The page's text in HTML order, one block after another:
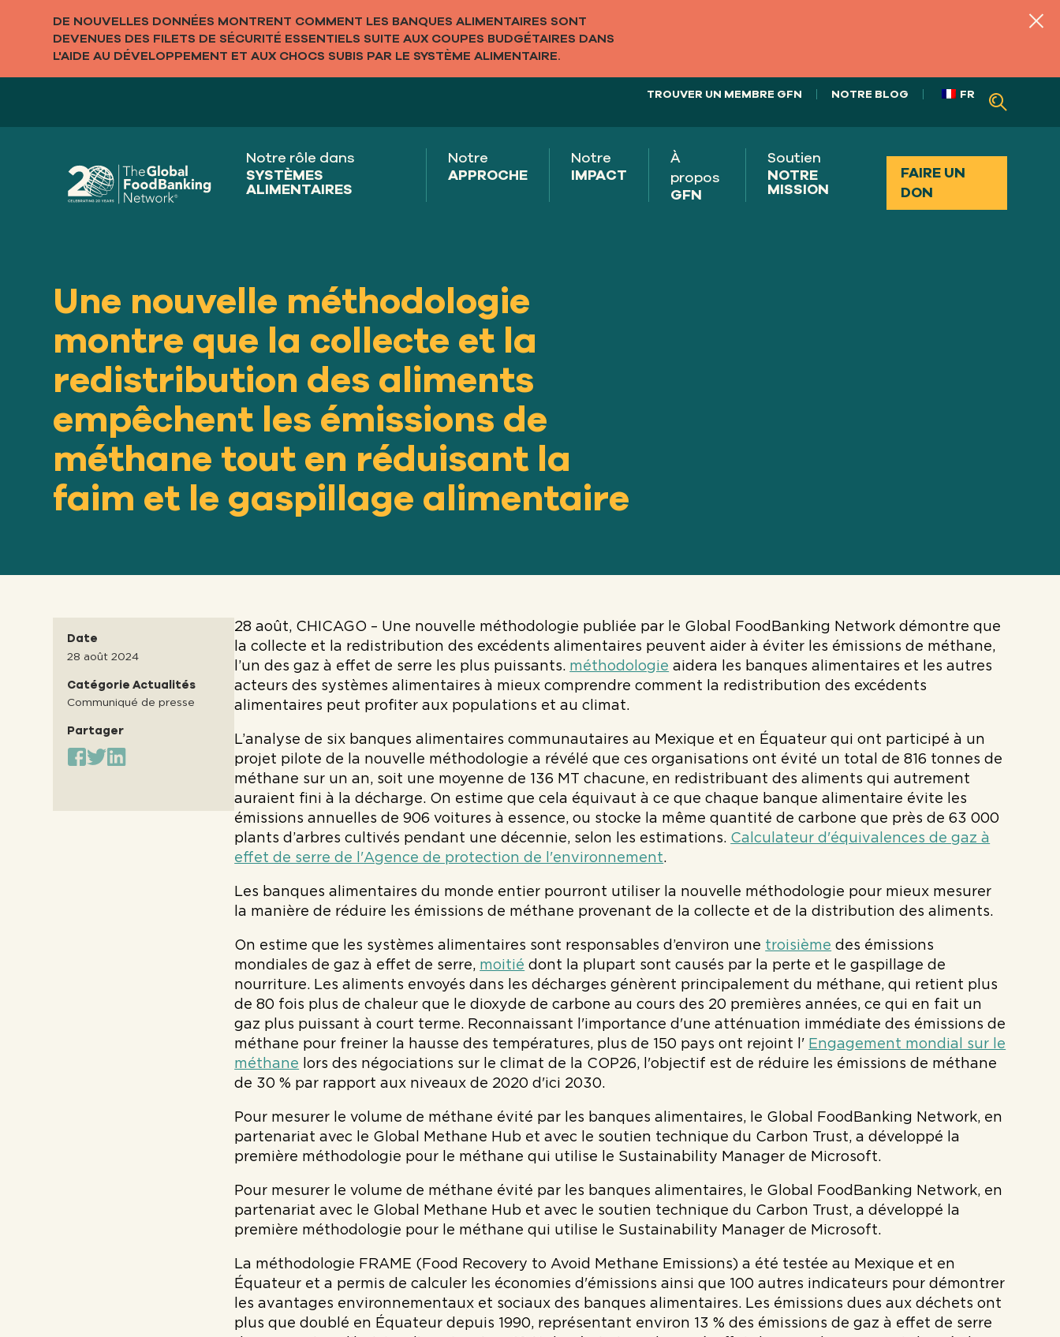
DE NOUVELLES DONNÉES MONTRENT COMMENT LES BANQUES ALIMENTAIRES SONT
DEVENUES DES FILETS DE SÉCURITÉ ESSENTIELS SUITE AUX COUPES BUDGÉTAIRES DANS
L'AIDE AU DÉVELOPPEMENT ET AUX CHOCS SUBIS PAR LE SYSTÈME ALIMENTAIRE.
TROUVER UN MEMBRE GFN NOTRE BLOG FR
Notre rôle dans
SYSTÈMES
ALIMENTAIRES
Notre
APPROCHE
Notre
IMPACT
À
propos
GFN
Soutien
NOTRE
MISSION
FAIRE UN
DON
Une nouvelle méthodologie
montre que la collecte et la
redistribution des aliments
empêchent les émissions de
méthane tout en réduisant la
faim et le gaspillage alimentaire
Date
28 août 2024
Catégorie Actualités
Communiqué de presse
Partager
28 août, CHICAGO – Une nouvelle méthodologie publiée par le Global FoodBanking Network démontre que
la collecte et la redistribution des excédents alimentaires peuvent aider à éviter les émissions de méthane,
l’un des gaz à effet de serre les plus puissants. méthodologie aidera les banques alimentaires et les autres
acteurs des systèmes alimentaires à mieux comprendre comment la redistribution des excédents
alimentaires peut profiter aux populations et au climat.
L’analyse de six banques alimentaires communautaires au Mexique et en Équateur qui ont participé à un
projet pilote de la nouvelle méthodologie a révélé que ces organisations ont évité un total de 816 tonnes de
méthane sur un an, soit une moyenne de 136 MT chacune, en redistribuant des aliments qui autrement
auraient fini à la décharge. On estime que cela équivaut à ce que chaque banque alimentaire évite les
émissions annuelles de 906 voitures à essence, ou stocke la même quantité de carbone que près de 63 000
plants d’arbres cultivés pendant une décennie, selon les estimations. Calculateur d'équivalences de gaz à
effet de serre de l'Agence de protection de l'environnement.
Les banques alimentaires du monde entier pourront utiliser la nouvelle méthodologie pour mieux mesurer
la manière de réduire les émissions de méthane provenant de la collecte et de la distribution des aliments.
On estime que les systèmes alimentaires sont responsables d’environ une troisième des émissions
mondiales de gaz à effet de serre, moitié dont la plupart sont causés par la perte et le gaspillage de
nourriture. Les aliments envoyés dans les décharges génèrent principalement du méthane, qui retient plus
de 80 fois plus de chaleur que le dioxyde de carbone au cours des 20 premières années, ce qui en fait un
gaz plus puissant à court terme. Reconnaissant l'importance d'une atténuation immédiate des émissions de
méthane pour freiner la hausse des températures, plus de 150 pays ont rejoint l' Engagement mondial sur le
méthane lors des négociations sur le climat de la COP26, l'objectif est de réduire les émissions de méthane
de 30 % par rapport aux niveaux de 2020 d'ici 2030.
Pour mesurer le volume de méthane évité par les banques alimentaires, le Global FoodBanking Network, en
partenariat avec le Global Methane Hub et avec le soutien technique du Carbon Trust, a développé la
première méthodologie pour le méthane qui utilise le Sustainability Manager de Microsoft.
Pour mesurer le volume de méthane évité par les banques alimentaires, le Global FoodBanking Network, en
partenariat avec le Global Methane Hub et avec le soutien technique du Carbon Trust, a développé la
première méthodologie pour le méthane qui utilise le Sustainability Manager de Microsoft.
La méthodologie FRAME (Food Recovery to Avoid Methane Emissions) a été testée au Mexique et en
Équateur et a permis de calculer les économies d'émissions ainsi que 100 autres indicateurs pour démontrer
les avantages environnementaux et sociaux des banques alimentaires. Les émissions dues aux déchets ont
plus que doublé en Équateur depuis 1990, représentant environ 13 % des émissions de gaz à effet de serre